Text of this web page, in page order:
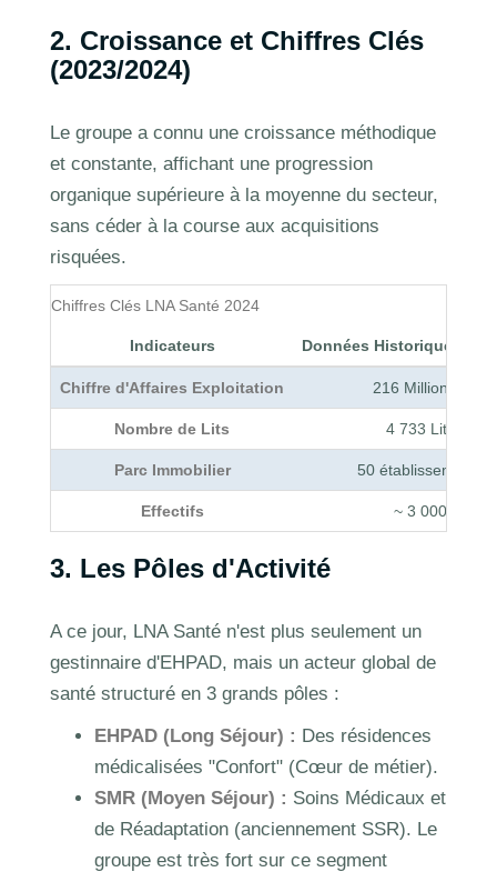
2. Croissance et Chiffres Clés
(2023/2024)
Le groupe a connu une croissance méthodique
et constante, affichant une progression
organique supérieure à la moyenne du secteur,
sans céder à la course aux acquisitions
risquées.
Chiffres Clés LNA Santé 2024
Indicateurs Données Historiques (ca.
Chiffre d'Affaires Exploitation 216 Millions €
Nombre de Lits 4 733 Lits
Parc Immobilier 50 établissements
Effectifs ~ 3 000
3. Les Pôles d'Activité
A ce jour, LNA Santé n'est plus seulement un
gestinnaire d'EHPAD, mais un acteur global de
santé structuré en 3 grands pôles :
EHPAD (Long Séjour) : Des résidences
médicalisées "Confort" (Cœur de métier).
SMR (Moyen Séjour) : Soins Médicaux et
de Réadaptation (anciennement SSR). Le
groupe est très fort sur ce segment